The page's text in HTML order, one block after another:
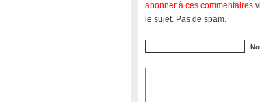
abonner à ces commentaires
le sujet. Pas de spam.